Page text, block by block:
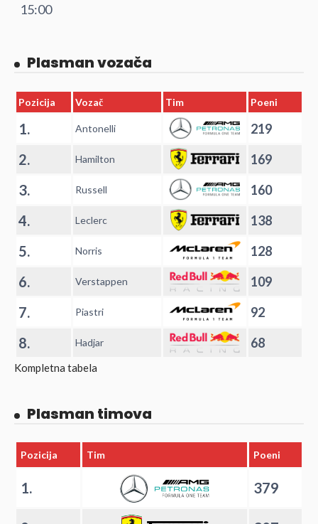
15:00
Plasman vozača
Pozicija Vozač Tim Poeni
1. Antonelli 219
2. Hamilton 169
3. Russell 160
4. Leclerc 138
5. Norris 128
6. Verstappen 109
7. Piastri 92
8. Hadjar 68
Kompletna tabela
Plasman timova
Pozicija Tim Poeni
1. 379